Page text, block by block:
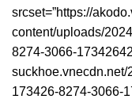
srcset=”https://
content/uploads/
8274-3066-
173426-8274-3066-